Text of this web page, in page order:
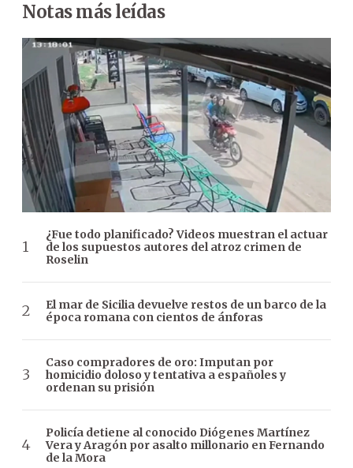
Notas más leídas
¿Fue todo planificado? Videos muestran el actuar
de los supuestos autores del atroz crimen de
Roselin
El mar de Sicilia devuelve restos de un barco de la
época romana con cientos de ánforas
Caso compradores de oro: Imputan por
homicidio doloso y tentativa a españoles y
ordenan su prisión
Policía detiene al conocido Diógenes Martínez
Vera y Aragón por asalto millonario en Fernando
de la Mora